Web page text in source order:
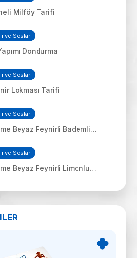
Milföy Tarifi
ve Soslar
Dondurma
ve Soslar
Lokması Tarifi
ve Soslar
Beyaz Peynirli Bademli
ve Soslar
Beyaz Peynirli Limonlu